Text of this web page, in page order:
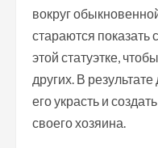
вокруг
стараются показать
этой статуэтке,
других. В
его украсть и
своего хозяина.